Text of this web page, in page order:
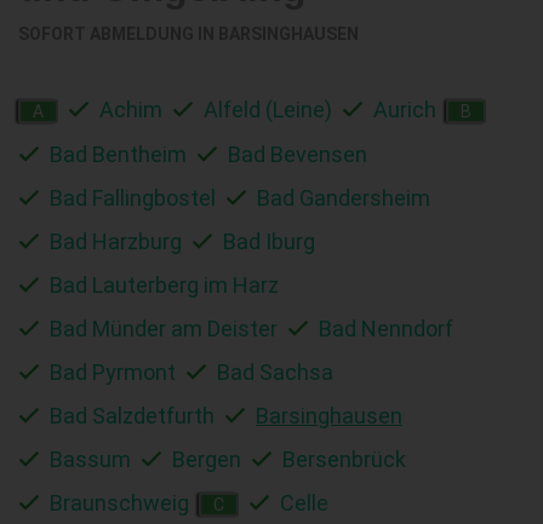
A Achim Alfeld (Leine) Aurich B
Bad Bentheim
Bad Bevensen
Bad Fallingbostel
Bad Gandersheim
Bad Harzburg
Bad Iburg
Bad Lauterberg im Harz
Bad Münder am Deister
Bad Nenndorf
Bad Pyrmont
Bad Sachsa
Bad Salzdetfurth
Barsinghausen
Bassum
Bergen
Bersenbrück
Braunschweig
C
Celle